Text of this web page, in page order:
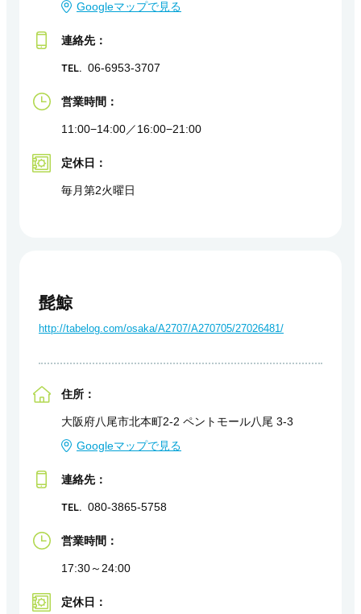
Googleマップで見る
連絡先：
TEL. 06-6953-3707
営業時間：
11:00−14:00／16:00−21:00
定休日：
毎月第2火曜日
髭鯨
http://tabelog.com/osaka/A2707/A270705/27026481/
住所：
大阪府八尾市北本町2-2 ペントモール八尾 3-3
Googleマップで見る
連絡先：
TEL. 080-3865-5758
営業時間：
17:30～24:00
定休日：